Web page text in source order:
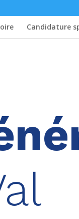
Candidature